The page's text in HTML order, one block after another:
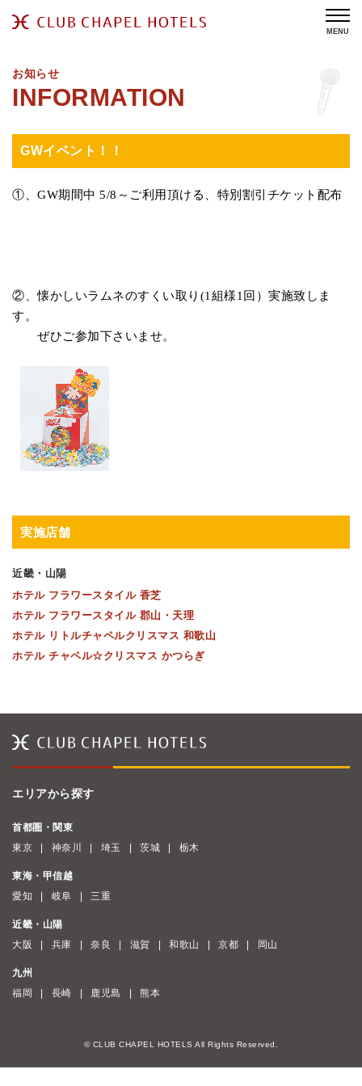
MENU
お知らせ
GWイベント！！
①、GW期間中 5/8～ご利用頂ける、特別割引チケット配布
②、懐かしいラムネのすくい取り(1組様1回）実施致しま
す。
ぜひご参加下さいませ。
実施店舗
近畿・山陽
ホテル フラワースタイル 香芝
ホテル フラワースタイル 郡山・天理
ホテル リトルチャペルクリスマス 和歌山
ホテル チャペル☆クリスマス かつらぎ
エリアから探す
首都圏・関東
東京
神奈川 埼玉 茨城 栃木
東海・甲信越
愛知
岐阜 三重
近畿・山陽
大阪
兵庫 奈良 滋賀 和歌山 京都 岡山
九州
福岡
長崎 鹿児島 熊本
© CLUB CHAPEL HOTELS All Rights Reserved.